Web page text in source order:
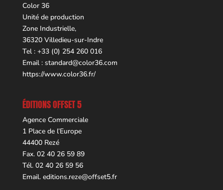
Color 36
Unité de production
Zone Industrielle,
36320 Villedieu-sur-Indre
Tel : +33 (0) 254 260 016
Email : standard@color36.com
https://www.color36.fr/
ÉDITIONS OFFSET 5
Agence Commerciale
1 Place de l’Europe
44400 Rezé
Fax. 02 40 26 59 89
Tél. 02 40 26 59 56
Email. editions.reze@offset5.fr